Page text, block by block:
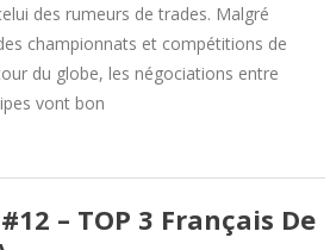
des rumeurs de trades. Malgré
championnats et compétitions de
du globe, les négociations entre
vont bon
– TOP 3 Français De